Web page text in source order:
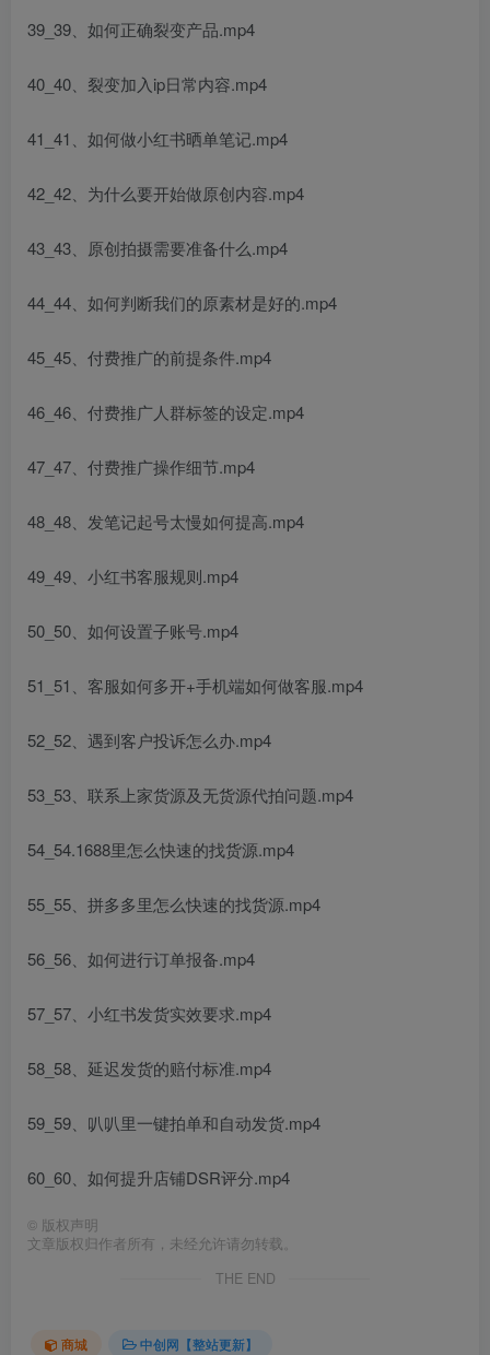
39_39、如何正确裂变产品.mp4
40_40、裂变加入ip日常内容.mp4
41_41、如何做小红书晒单笔记.mp4
42_42、为什么要开始做原创内容.mp4
43_43、原创拍摄需要准备什么.mp4
44_44、如何判断我们的原素材是好的.mp4
45_45、付费推广的前提条件.mp4
46_46、付费推广人群标签的设定.mp4
47_47、付费推广操作细节.mp4
48_48、发笔记起号太慢如何提高.mp4
49_49、小红书客服规则.mp4
50_50、如何设置子账号.mp4
51_51、客服如何多开+手机端如何做客服.mp4
52_52、遇到客户投诉怎么办.mp4
53_53、联系上家货源及无货源代拍问题.mp4
54_54.1688里怎么快速的找货源.mp4
55_55、拼多多里怎么快速的找货源.mp4
56_56、如何进行订单报备.mp4
57_57、小红书发货实效要求.mp4
58_58、延迟发货的赔付标准.mp4
59_59、叭叭里一键拍单和自动发货.mp4
60_60、如何提升店铺DSR评分.mp4
© 版权声明
文章版权归作者所有，未经允许请勿转载。
THE END
商城 中创网【整站更新】